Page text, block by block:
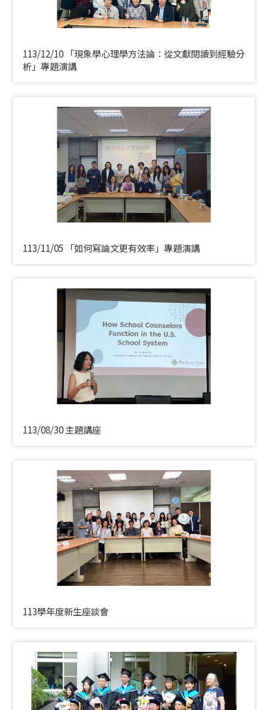
113/12/10 「現象學心理學方法論：從文獻閱讀到經驗分
析」專題演講
113/11/05 「如何寫論文更有效率」專題演講
113/08/30 主題講座
113學年度新生座談會